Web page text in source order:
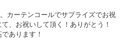
カーテンコールでサプライズでお祝
、お祝いして頂く！ありがとう！
あります！